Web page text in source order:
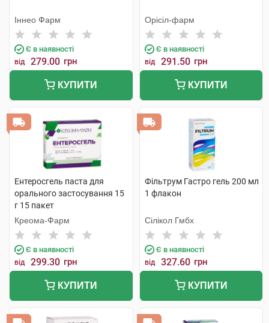
Іннео Фарм
Є в наявності
від 279.00 грн
КУПИТИ
Орісіл-фарм
Є в наявності
від 291.50 грн
КУПИТИ
Ентеросгель паста для
орального застосування 15
г 15 пакет
Креома-Фарм
Є в наявності
від 299.30 грн
КУПИТИ
Фільтрум Гастро гель 200 мл
1 флакон
Сілікол Гмбх
Є в наявності
від 327.60 грн
КУПИТИ